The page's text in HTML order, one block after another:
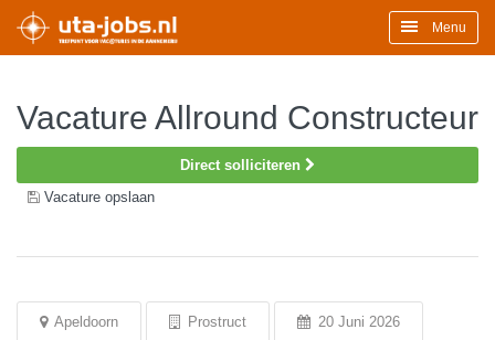
Menu
Vacature Allround Constructeur
Direct solliciteren
Vacature opslaan
Apeldoorn Prostruct 20 Juni 2026